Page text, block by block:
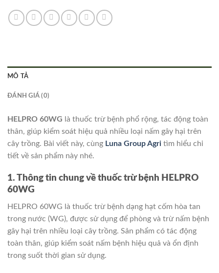
MÔ TẢ
ĐÁNH GIÁ (0)
HELPRO 60WG là thuốc trừ bệnh phổ rộng, tác động toàn
thân, giúp kiểm soát hiệu quả nhiều loại nấm gây hại trên
cây trồng. Bài viết này, cùng Luna Group Agri tìm hiểu chi
tiết về sản phẩm này nhé.
1. Thông tin chung về thuốc trừ bệnh HELPRO
60WG
HELPRO 60WG là thuốc trừ bệnh dạng hạt cốm hòa tan
trong nước (WG), được sử dụng để phòng và trừ nấm bệnh
gây hại trên nhiều loại cây trồng. Sản phẩm có tác động
toàn thân, giúp kiểm soát nấm bệnh hiệu quả và ổn định
trong suốt thời gian sử dụng.